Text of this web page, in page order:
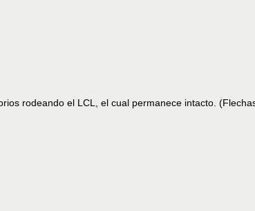
rodeando el LCL, el cual permanece intacto.